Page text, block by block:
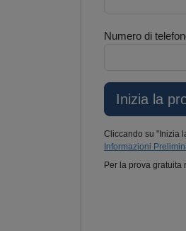
Numero di
Cliccando su "Inizia
Informazioni
Per la prova gratuita